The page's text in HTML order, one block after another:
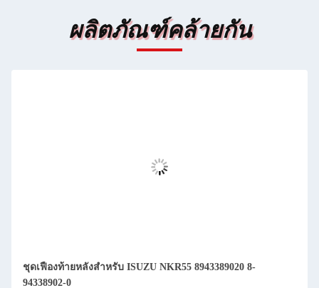
ผลิตภัณฑ์คล้ายกัน
ชุดเฟืองท้ายหลังสำหรับ ISUZU NKR55 8943389020 8-
94338902-0